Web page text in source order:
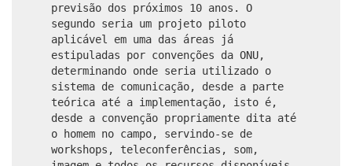
previsão dos próximos 10 anos. O
segundo seria um projeto piloto
aplicável em uma das áreas já
estipuladas por convenções da ONU,
determinando onde seria utilizado o
sistema de comunicação, desde a parte
teórica até a implementação, isto é,
desde a convenção propriamente dita até
o homem no campo, servindo-se de
workshops, teleconferências, som,